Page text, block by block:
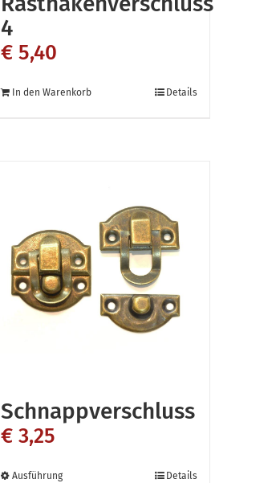
4
€5,40
In den Warenkorb Details
Schnappverschluss
€3,25
Ausführung Details